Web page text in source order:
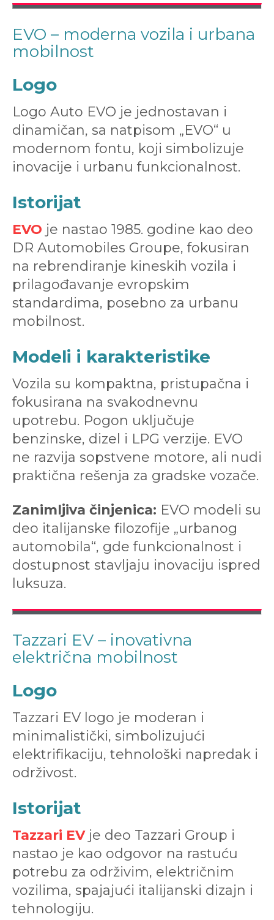
EVO – moderna vozila i urbana
mobilnost
Logo
Logo Auto EVO je jednostavan i
dinamičan, sa natpisom „EVO“ u
modernom fontu, koji simbolizuje
inovacije i urbanu funkcionalnost.
Istorijat
EVO je nastao 1985. godine kao deo
DR Automobiles Groupe, fokusiran
na rebrendiranje kineskih vozila i
prilagođavanje evropskim
standardima, posebno za urbanu
mobilnost.
Modeli i karakteristike
Vozila su kompaktna, pristupačna i
fokusirana na svakodnevnu
upotrebu. Pogon uključuje
benzinske, dizel i LPG verzije. EVO
ne razvija sopstvene motore, ali nudi
praktična rešenja za gradske vozače.
Zanimljiva činjenica: EVO modeli su
deo italijanske filozofije „urbanog
automobila“, gde funkcionalnost i
dostupnost stavljaju inovaciju ispred
luksuza.
Tazzari EV – inovativna
električna mobilnost
Logo
Tazzari EV logo je moderan i
minimalistički, simbolizujući
elektrifikaciju, tehnološki napredak i
održivost.
Istorijat
Tazzari EVje deo Tazzari Group i
nastao je kao odgovor na rastuću
potrebu za održivim, električnim
vozilima, spajajući italijanski dizajn i
tehnologiju.